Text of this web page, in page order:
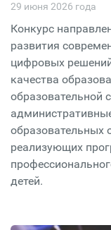
29 июня 2026 года
Конкурс
развития
цифровых
качества
образовательной
образовательных
реализующих
детей.